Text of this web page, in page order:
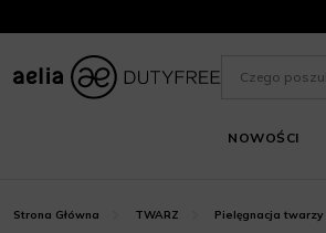
NOWOŚCI
Strona Główna TWARZ Pielęgnacja twarzy